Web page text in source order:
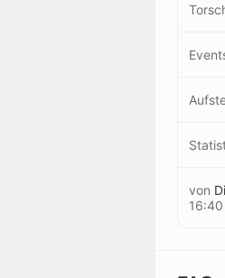
von
16:40